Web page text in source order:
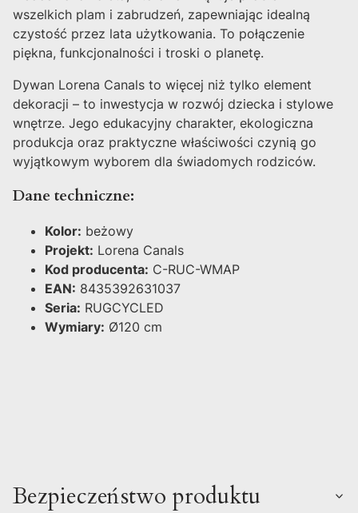
wszelkich plam i zabrudzeń, zapewniając idealną
czystość przez lata użytkowania. To połączenie
piękna, funkcjonalności i troski o planetę.
Dywan Lorena Canals to więcej niż tylko element
dekoracji – to inwestycja w rozwój dziecka i stylowe
wnętrze. Jego edukacyjny charakter, ekologiczna
produkcja oraz praktyczne właściwości czynią go
wyjątkowym wyborem dla świadomych rodziców.
Dane techniczne:
Kolor: beżowy
Projekt: Lorena Canals
Kod producenta: C-RUC-WMAP
EAN: 8435392631037
Seria: RUGCYCLED
Wymiary: Ø120 cm
Bezpieczeństwo produktu